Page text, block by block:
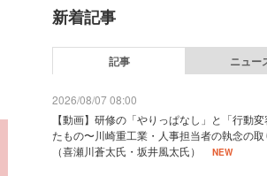
新着記事
記事 ニュー
2026/08/07 08:00
【動画】研修の「やりっぱなし」と「行動
たもの〜川崎重工業・人事担当者の執念の取
（喜瀬川蒼太氏・坂井風太氏）
NEW